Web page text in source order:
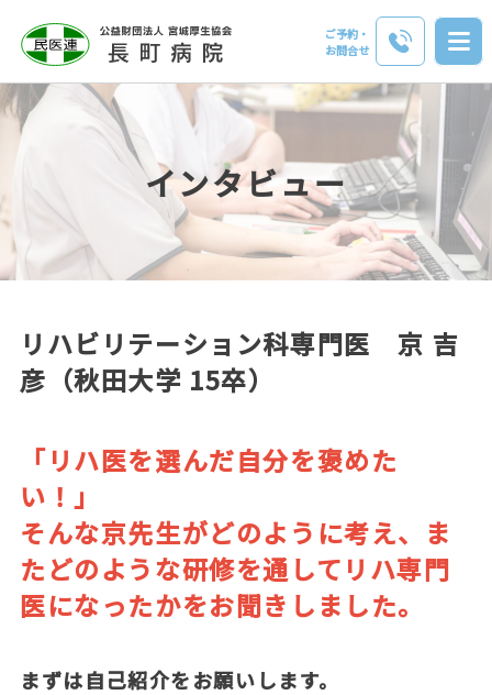
ご予約・
お問合せ
インタビュー
リハビリテーション科専門医 京 吉
彦（秋田大学 15卒）
「リハ医を選んだ自分を褒めた
い！」
そんな京先生がどのように考え、ま
たどのような研修を通してリハ専門
医になったかをお聞きしました。
まずは自己紹介をお願いします。